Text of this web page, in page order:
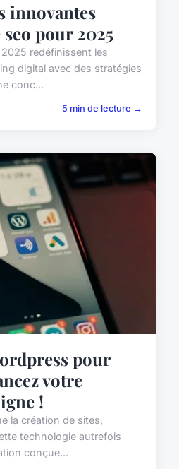
innovantes
pour 2025
redéfinissent les
digital avec des stratégies
conc...
5 min de lecture →
pour
votre
!
la création de sites,
technologie autrefois
conçue...